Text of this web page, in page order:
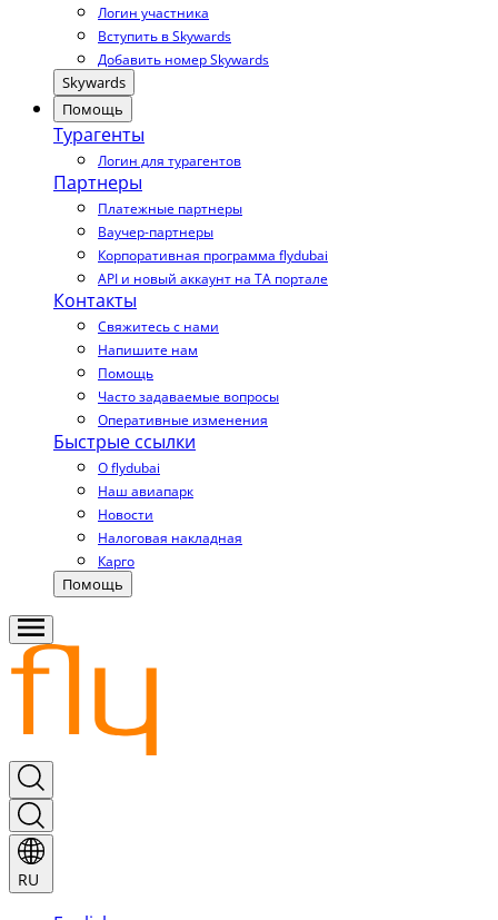
Логин участника
Вступить в Skywards
Добавить номер Skywards
Skywards
Помощь
Турагенты
Логин для турагентов
Партнеры
Платежные партнеры
Ваучер-партнеры
Корпоративная программа flydubai
API и новый аккаунт на TA портале
Контакты
Свяжитесь с нами
Напишите нам
Помощь
Часто задаваемые вопросы
Оперативные изменения
Быстрые ссылки
О flydubai
Наш авиапарк
Новости
Налоговая накладная
Карго
Помощь
RU